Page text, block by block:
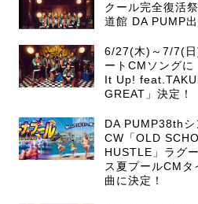
クール完全復活
道館 DA PUMP出
6/27(木)～7/7(日
ートCMソングに
It Up!
GREAT」決定！
DA PUMP38thシ
CW「OLD
HUSTLE」ラグ
ス夏プールCMタ
曲に決定！